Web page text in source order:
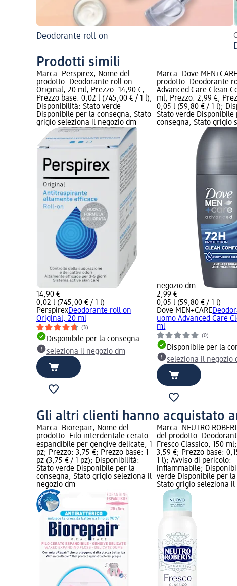
Deodorante roll-on
Prodotti simili
Marca: Perspirex; Nome del
prodotto: Deodorante roll on
Original, 20 ml; Prezzo: 14,90 €;
Prezzo base: 0,02 l (745,00 € / 1 l);
Disponibilità: Stato verde
Disponibile per la consegna, Stato
grigio seleziona il negozio dm
14,90 €
0,02 l (745,00 € / 1 l)
PerspirexDeodorante roll on
Original, 20 ml
(3)
Disponibile per la consegna
seleziona il negozio dm
Marca: Dove
prodotto: Deodorante
Advanced Care Clean
ml; Prezzo: 2,99 €;
0,05 l (59,80 € / 1 l);
Stato verde Disponibile
consegna, Stato grigio
negozio dm
2,99 €
0,05 l (59,80 € / 1 l)
Dove MEN+CARE
uomo Advanced Care
ml
(0)
Disponibile per la
seleziona il negozio
Gli altri clienti hanno acquistato
Marca: Biorepair; Nome del
prodotto: Filo interdentale cerato
espandibile per gengive delicate, 1
pz; Prezzo: 3,75 €; Prezzo base: 1
pz (3,75 € / 1 pz); Disponibilità:
Stato verde Disponibile per la
consegna, Stato grigio seleziona il
negozio dm
Marca: NEUTRO
del prodotto:
Fresco Classico, 150
3,59 €; Prezzo base:
1 l); Avviso di pericolo:
infiammabile;
verde Disponibile per
Stato grigio seleziona il